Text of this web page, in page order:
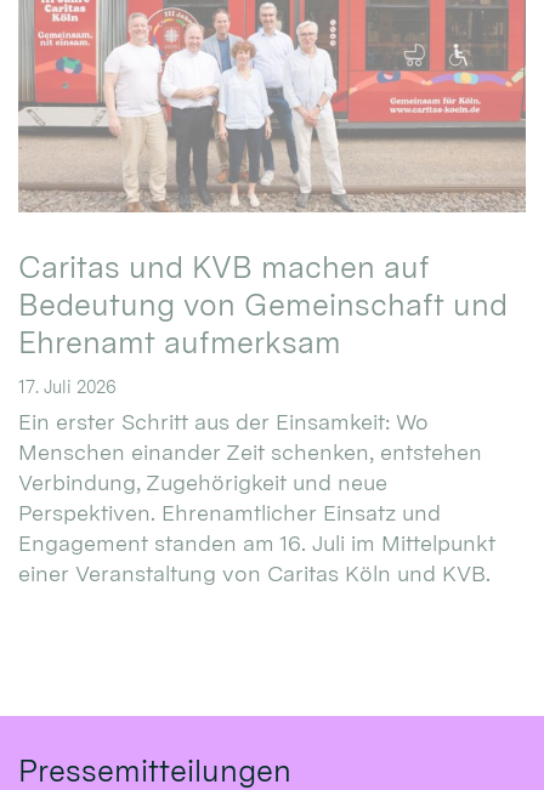
Caritas und KVB machen auf
Bedeutung von Gemeinschaft und
Ehrenamt aufmerksam
17. Juli 2026
Ein erster Schritt aus der Einsamkeit: Wo
Menschen einander Zeit schenken, entstehen
Verbindung, Zugehörigkeit und neue
Perspektiven. Ehrenamtlicher Einsatz und
Engagement standen am 16. Juli im Mittelpunkt
einer Veranstaltung von Caritas Köln und KVB.
Pressemitteilungen